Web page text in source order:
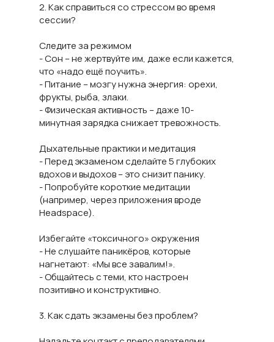
2. Как справиться со стрессом во время
сессии?
Следите за режимом
- Сон – не жертвуйте им, даже если кажется,
что «надо ещё поучить».
- Питание – мозгу нужна энергия: орехи,
фрукты, рыба, злаки.
- Физическая активность – даже 10-
минутная зарядка снижает тревожность.
Дыхательные практики и медитация
- Перед экзаменом сделайте 5 глубоких
вдохов и выдохов – это снизит панику.
- Попробуйте короткие медитации
(например, через приложения вроде
Headspace).
Избегайте «токсичного» окружения
- Не слушайте паникёров, которые
нагнетают: «Мы все завалим!».
- Общайтесь с теми, кто настроен
позитивно и конструктивно.
3. Как сдать экзамены без проблем?